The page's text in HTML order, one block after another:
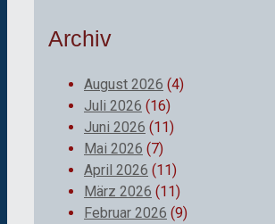
Archiv
August 2026 (4)
Juli 2026 (16)
Juni 2026 (11)
Mai 2026 (7)
April 2026 (11)
März 2026 (11)
Februar 2026 (9)